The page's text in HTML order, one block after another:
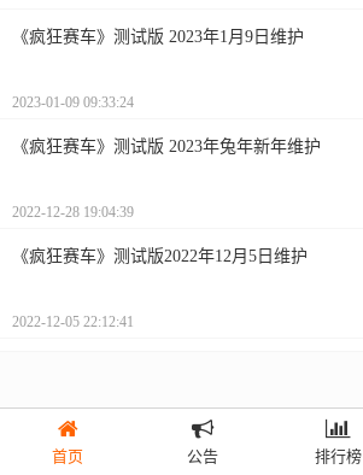
《疯狂赛车》测试版 2023年1月9日维护
2023-01-09 09:33:24
《疯狂赛车》测试版 2023年兔年新年维护
2022-12-28 19:04:39
《疯狂赛车》测试版2022年12月5日维护
2022-12-05 22:12:41
首页 公告 排行榜